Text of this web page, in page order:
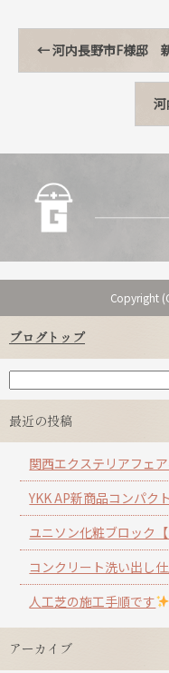
←河内長野市F様邸
Copyright
ブログトップ
最近の投稿
関西エクステリアフェ
YKK AP新商品コンパク
ユニソン化粧ブロック【
コンクリート洗い出し
人工芝の施工手順です
アーカイブ